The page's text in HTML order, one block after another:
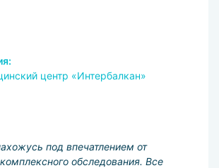
центр «Интербалкан»
под впечатлением от
обследования. Все